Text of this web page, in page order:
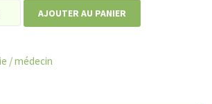
AJOUTER AU PANIER
/ médecin